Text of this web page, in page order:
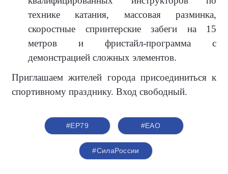
технике катания, массовая разминка,
скоростные спринтерские забеги на 15
метров и фристайл-программа с
демонстрацией сложных элементов.
Приглашаем жителей города присоединиться к
спортивному празднику. Вход свободный.
#ЕР79 #ЕАО
#СилаРоссии